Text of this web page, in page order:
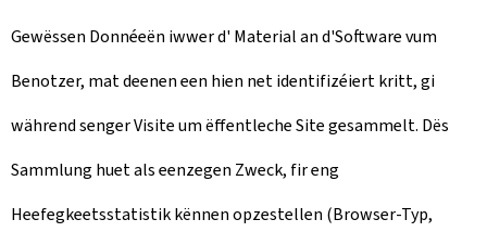
Gewëssen Donnéeën iwwer d' Material an d'Software vum
Benotzer, mat deenen een hien net identifizéiert kritt, gi
während senger Visite um ëffentleche Site gesammelt. Dës
Sammlung huet als eenzegen Zweck, fir eng
Heefegkeetsstatistik kënnen opzestellen (Browser-Typ,